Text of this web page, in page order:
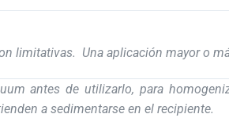
limitativas. Una aplicación mayor o
antes de utilizarlo, para
a sedimentarse en el recipiente.